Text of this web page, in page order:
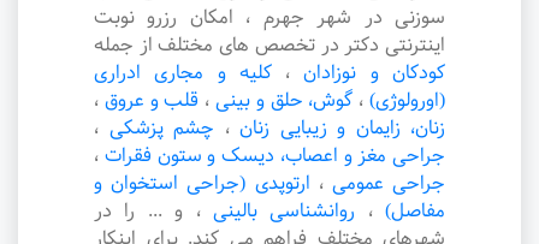
سوزنی در شهر جهرم ، امکان رزرو نوبت
اینترنتی دکتر در تخصص های مختلف از جمله
کودکان و نوزادان ،کلیه و مجاری ادراری
(اورولوژی) ، گوش، حلق و بینی ، قلب و عروق ،
زنان، زایمان و زیبایی زنان ، چشم پزشکی ،
جراحی مغز و اعصاب، دیسک و ستون فقرات ،
جراحی عمومی ، ارتوپدی (جراحی استخوان و
مفاصل) ، روانشناسی بالینی ، و ... را در
شهرهای مختلف فراهم می کند. برای اینکار